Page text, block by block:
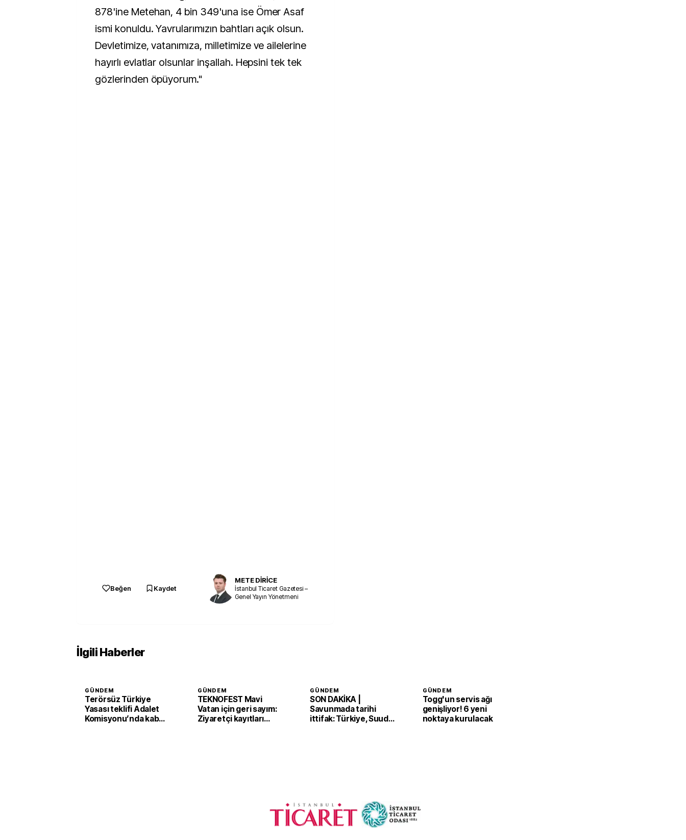
878'ine Metehan, 4 bin 349'una ise Ömer Asaf
ismi konuldu. Yavrularımızın bahtları açık olsun.
Devletimize, vatanımıza, milletimize ve ailelerine
hayırlı evlatlar olsunlar inşallah. Hepsini tek tek
gözlerinden öpüyorum."
Beğen Kaydet
METE DİRİCE
İstanbul Ticaret Gazetesi –
Genel Yayın Yönetmeni
İlgili Haberler
GÜNDEM
Terörsüz Türkiye
Yasası teklifi Adalet
Komisyonu’nda kabul
GÜNDEM
TEKNOFEST Mavi
Vatan için geri sayım:
Ziyaretçi kayıtları
GÜNDEM
SON DAKİKA |
Savunmada tarihi
ittifak: Türkiye, Suudi
GÜNDEM
Togg'un servis ağı
genişliyor! 6 yeni
noktaya kurulacak